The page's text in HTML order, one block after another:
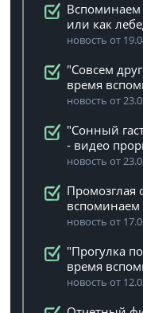
или как
новость от
"Совсем
время
новость от
"Сонный
- видео
новость от
Промозглая
новость от
"Прогулка
время
новость от